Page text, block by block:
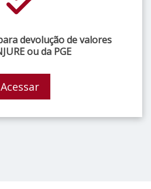
devolução de valores
ou da PGE
Acessar